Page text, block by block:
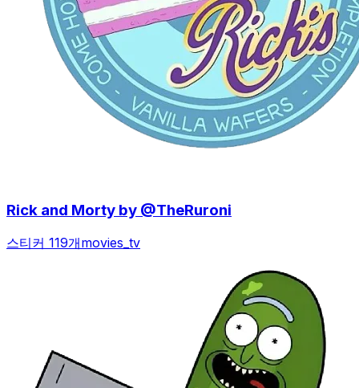
Rick and Morty by @TheRuroni
스티커 119개movies_tv